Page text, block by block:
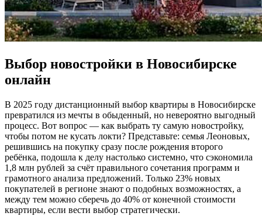
Выбор новостройки в Новосибирске
онлайн
В 2025 году дистанционный выбор квартиры в Новосибирске
превратился из мечты в обыденный, но невероятно выгодный
процесс. Вот вопрос — как выбрать ту самую новостройку,
чтобы потом не кусать локти? Представьте: семья Леоновых,
решившись на покупку сразу после рождения второго
ребёнка, подошла к делу настолько системно, что сэкономила
1,8 млн рублей за счёт правильного сочетания программ и
грамотного анализа предложений. Только 23% новых
покупателей в регионе знают о подобных возможностях, а
между тем можно сберечь до 40% от конечной стоимости
квартиры, если вести выбор стратегически.